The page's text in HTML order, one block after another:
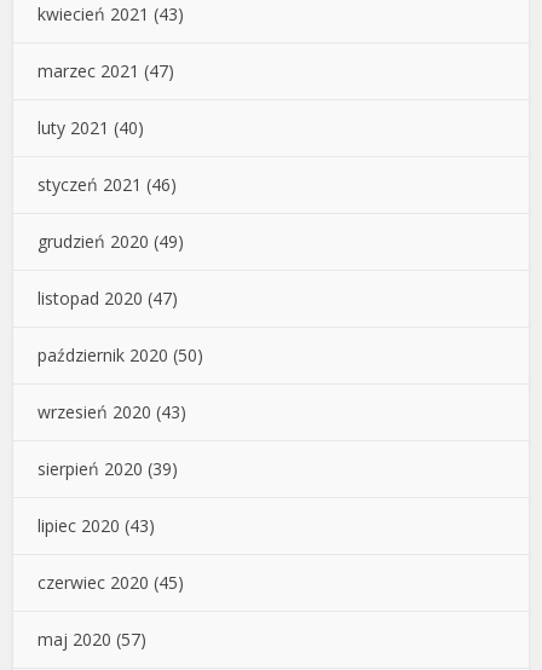
kwiecień 2021 (43)
marzec 2021 (47)
luty 2021 (40)
styczeń 2021 (46)
grudzień 2020 (49)
listopad 2020 (47)
październik 2020 (50)
wrzesień 2020 (43)
sierpień 2020 (39)
lipiec 2020 (43)
czerwiec 2020 (45)
maj 2020 (57)